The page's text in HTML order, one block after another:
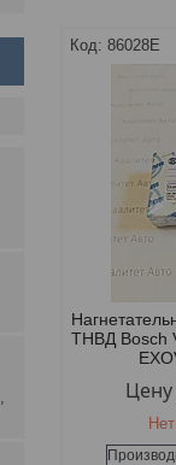
86028E
ТНВД Bosch
Цену